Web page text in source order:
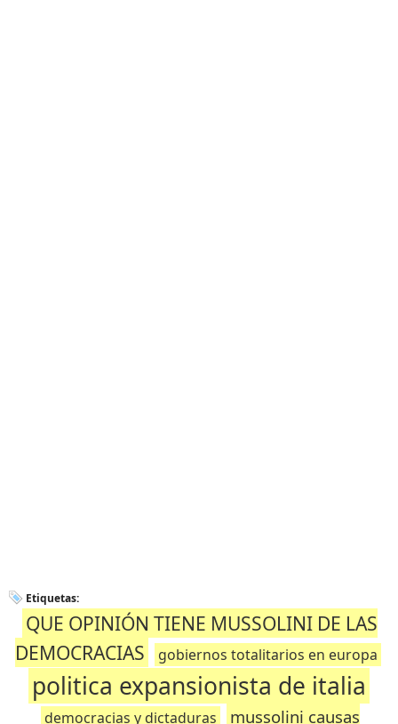
Etiquetas:
QUE OPINIÓN TIENE MUSSOLINI DE LAS
DEMOCRACIAS
gobiernos totalitarios en europa
politica expansionista de italia
democracias y dictaduras
mussolini causas